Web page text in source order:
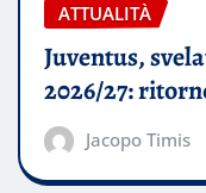
ATTUALITÀ
Juventus,
2026/27:
Jacopo Timis